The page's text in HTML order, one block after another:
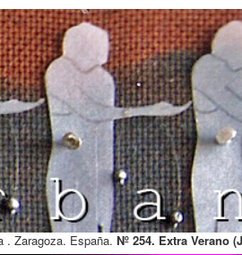
. Zaragoza. España. Nº 254. Extra Verano